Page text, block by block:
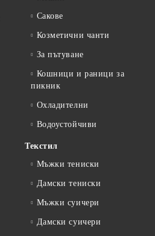
Сакове
Козметични чанти
За пътуване
Кошници и раници за
пикник
Охладителни
Водоустойчиви
Текстил
Мъжки тениски
Дамски тениски
Мъжки суичери
Дамски суичери